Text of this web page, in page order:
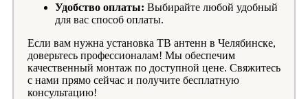
Удобство оплаты: Выбирайте любой удобный
для вас способ оплаты.
Если вам нужна установка ТВ антенн в Челябинске,
доверьтесь профессионалам! Мы обеспечим
качественный монтаж по доступной цене. Свяжитесь
с нами прямо сейчас и получите бесплатную
консультацию!